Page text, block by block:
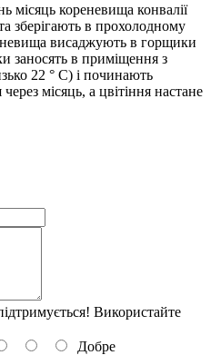
місяць кореневища конвалії
зберігають в прохолодному
висаджують в горщики
заносять в приміщення з
22 ° С) і починають
місяць, а цвітіння настане
Використайте
Добре